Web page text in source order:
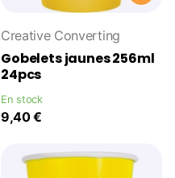
Creative Converting
Gobelets jaunes 256ml
24pcs
En stock
9,40 €